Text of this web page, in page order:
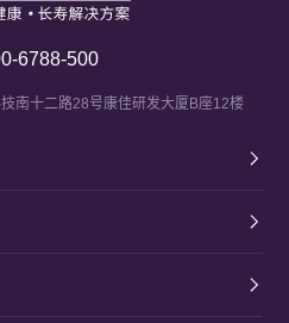
6788-500
南十二路28号康佳研发大厦B座12楼